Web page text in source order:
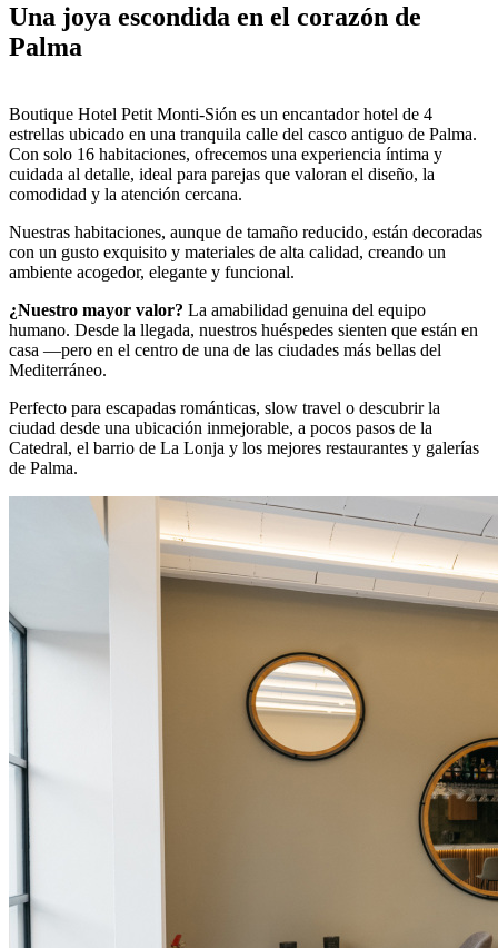
Una joya escondida en el corazón de
Palma
Boutique Hotel Petit Monti-Sión es un encantador hotel de 4
estrellas ubicado en una tranquila calle del casco antiguo de Palma.
Con solo 16 habitaciones, ofrecemos una experiencia íntima y
cuidada al detalle, ideal para parejas que valoran el diseño, la
comodidad y la atención cercana.
Nuestras habitaciones, aunque de tamaño reducido, están decoradas
con un gusto exquisito y materiales de alta calidad, creando un
ambiente acogedor, elegante y funcional.
¿Nuestro mayor valor? La amabilidad genuina del equipo
humano. Desde la llegada, nuestros huéspedes sienten que están en
casa —pero en el centro de una de las ciudades más bellas del
Mediterráneo.
Perfecto para escapadas románticas, slow travel o descubrir la
ciudad desde una ubicación inmejorable, a pocos pasos de la
Catedral, el barrio de La Lonja y los mejores restaurantes y galerías
de Palma.